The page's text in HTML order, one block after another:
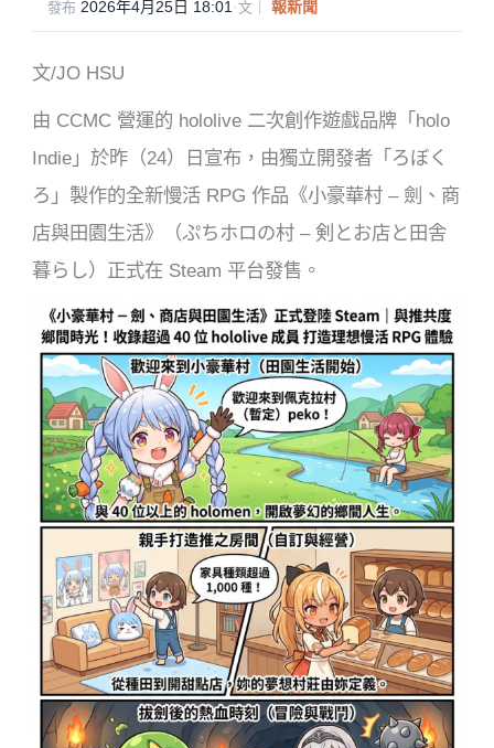
e
c
b
o
o
k
tt
ail
發布 2026年4月25日 18:01 ·文｜ 報新聞
文/JO HSU
由 CCMC 營運的 hololive 二次創作遊戲品牌「holo
Indie」於昨（24）日宣布，由獨立開發者「ろぼく
ろ」製作的全新慢活 RPG 作品《小豪華村 – 劍、商
店與田園生活》（ぷちホロの村 – 剣とお店と田舎
暮らし）正式在 Steam 平台發售。